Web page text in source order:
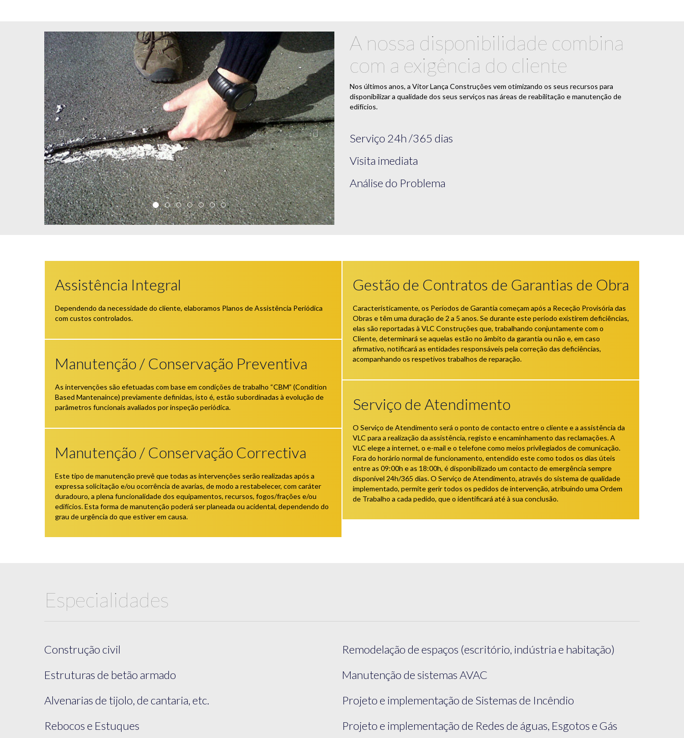
Previous Next
A nossa disponibilidade combina
com a exigência do cliente
Nos últimos anos, a Vitor Lança Construções vem otimizando os seus recursos para
disponibilizar a qualidade dos seus serviços nas áreas de reabilitação e manutenção de
edifícios.
Serviço 24h /365 dias
Visita imediata
Análise do Problema
Assistência Integral
Dependendo da necessidade do cliente, elaboramos Planos de Assistência Periódica
com custos controlados.
Manutenção / Conservação Preventiva
As intervenções são efetuadas com base em condições de trabalho “CBM” (Condition
Based Mantenaince) previamente definidas, isto é, estão subordinadas à evolução de
parâmetros funcionais avaliados por inspeção periódica.
Manutenção / Conservação Correctiva
Este tipo de manutenção prevê que todas as intervenções serão realizadas após a
expressa solicitação e/ou ocorrência de avarias, de modo a restabelecer, com caráter
duradouro, a plena funcionalidade dos equipamentos, recursos, fogos/frações e/ou
edifícios. Esta forma de manutenção poderá ser planeada ou acidental, dependendo do
grau de urgência do que estiver em causa.
Gestão de Contratos de Garantias de Obra
Caracteristicamente, os Períodos de Garantia começam após a Receção Provisória das
Obras e têm uma duração de 2 a 5 anos. Se durante este período existirem deficiências,
elas são reportadas à VLC Construções que, trabalhando conjuntamente com o
Cliente, determinará se aquelas estão no âmbito da garantia ou não e, em caso
afirmativo, notificará as entidades responsáveis pela correção das deficiências,
acompanhando os respetivos trabalhos de reparação.
Serviço de Atendimento
O Serviço de Atendimento será o ponto de contacto entre o cliente e a assistência da
VLC para a realização da assistência, registo e encaminhamento das reclamações. A
VLC elege a internet, o e-mail e o telefone como meios privilegiados de comunicação.
Fora do horário normal de funcionamento, entendido este como todos os dias úteis
entre as 09:00h e as 18:00h, é disponibilizado um contacto de emergência sempre
disponível 24h/365 dias. O Serviço de Atendimento, através do sistema de qualidade
implementado, permite gerir todos os pedidos de intervenção, atribuindo uma Ordem
de Trabalho a cada pedido, que o identificará até à sua conclusão.
Especialidades
Construção civil
Estruturas de betão armado
Alvenarias de tijolo, de cantaria, etc.
Rebocos e Estuques
Remodelação de espaços (escritório, indústria e habitação)
Manutenção de sistemas AVAC
Projeto e implementação de Sistemas de Incêndio
Projeto e implementação de Redes de águas, Esgotos e Gás